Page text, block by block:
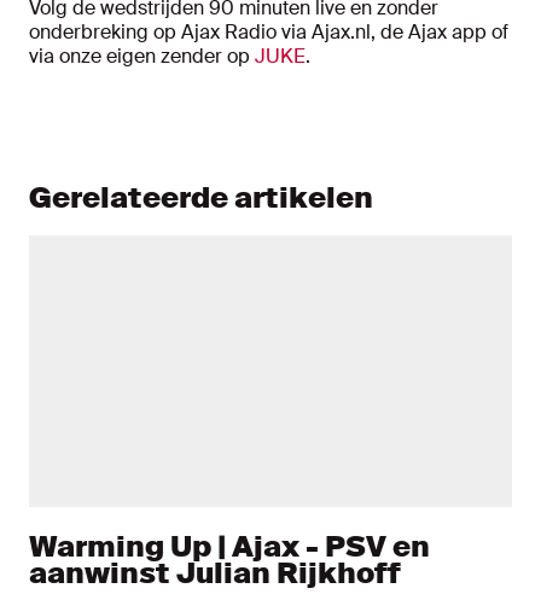
Volg de wedstrijden 90 minuten live en zonder
onderbreking op Ajax Radio via Ajax.nl, de Ajax app of
via onze eigen zender op JUKE.
Gerelateerde artikelen
Warming Up | Ajax - PSV en
aanwinst Julian Rijkhoff